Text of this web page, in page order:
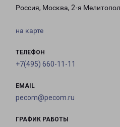
Россия, Москва, 2-я
на карте
ТЕЛЕФОН
+7(495) 660-11-11
EMAIL
pecom@pecom.ru
ГРАФИК РАБОТЫ